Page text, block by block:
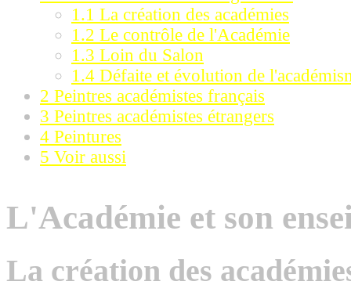
1.1 La création des académies
1.2 Le contrôle de l'Académie
1.3 Loin du Salon
1.4 Défaite et évolution de
2 Peintres académistes français
3 Peintres académistes étrangers
4 Peintures
5 Voir aussi
L'Académie et son
La création des